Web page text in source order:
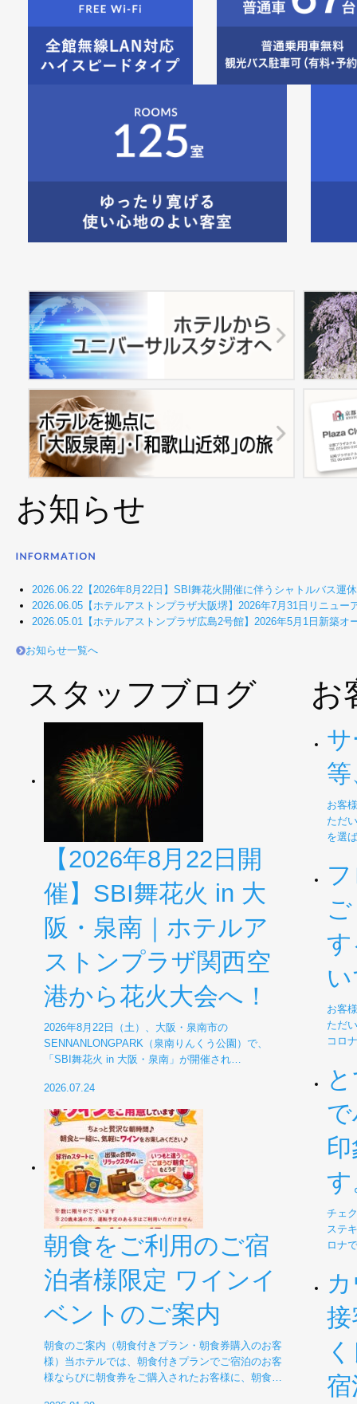
お知らせ
2026.06.22 【2026年8月22日】SBI舞花火開催に伴うシャトルバス運
2026.06.05 【ホテルアストンプラザ大阪堺】2026年7月31日リニュー
2026.05.01
【ホテルアストンプラザ広島2号館】2026年5月1日新築オ
お知らせ一覧へ
スタッフブログ
【2026年8月22日開
催】SBI舞花火 in 大
阪・泉南｜ホテルア
ストンプラザ関西空
港から花火大会へ！
2026年8月22日（土）、大阪・泉南市の
SENNANLONGPARK（泉南りんくう公園）で、
「SBI舞花火 in 大阪・泉南」が開催され…
2026.07.24
朝食をご利用のご宿
泊者様限定 ワインイ
ベントのご案内
朝食のご案内（朝食付きプラン・朝食券購入のお客
様）当ホテルでは、朝食付きプランでご宿泊のお客
様ならびに朝食券をご購入されたお客様に、朝食…
お
お客
ただ
を選
お客
ただ
コロ
チェ
ステ
ロナ